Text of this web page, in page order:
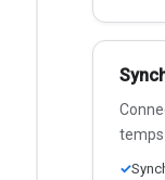
temps